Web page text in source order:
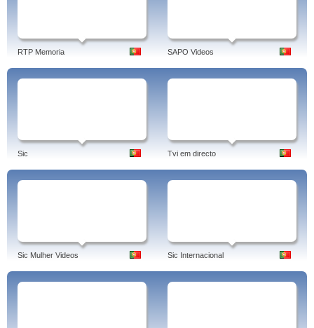
RTP Memoria SAPO Videos
Sic Tvi em directo
Sic Mulher Videos Sic Internacional